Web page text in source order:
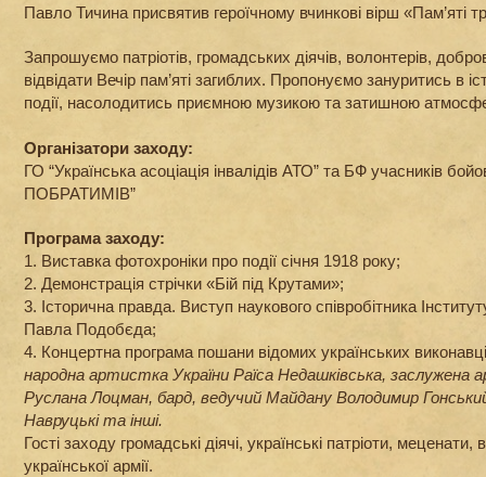
Павло Тичина присвятив героїчному вчинкові вірш «Пам’яті
Запрошуємо патріотів, громадських діячів, волонтерів,
відвідати Вечір пам’яті загиблих. Пропонуємо зануритись в
події, насолодитись приємною музикою та затишною
Організатори заходу:
ГО “Українська асоціація інвалідів АТО” та БФ учасників
ПОБРАТИМІВ”
Програма заходу:
1. Виставка фотохроніки про події січня 1918 року;
2. Демонстрація стрічки «Бій під Крутами»;
3. Історична правда. Виступ наукового співробітника
Павла Подобєда;
4. Концертна програма пошани відомих українських
народна артистка України Раїса Недашківська, заслужена
Руслана Лоцман, бард, ведучий Майдану Володимир
Навруцькі та інші.
Гості заходу громадські діячі, українські патріоти, меценати,
української армії.